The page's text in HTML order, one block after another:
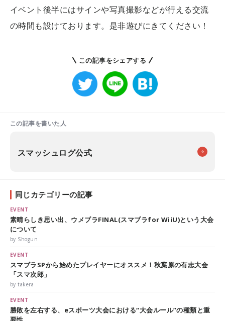
イベント後半にはサインや写真撮影などが行える交流
の時間も設けております。是非遊びにきてください！
この記事をシェアする
この記事を書いた人
スマッシュログ公式
同じカテゴリーの記事
EVENT
素晴らしき思い出、ウメブラFINAL(スマブラfor WiiU)という大会
について
by Shogun
EVENT
スマブラSPから始めたプレイヤーにオススメ！秋葉原の有志大会
「スマ次郎」
by takera
EVENT
勝敗を左右する、eスポーツ大会における“大会ルール”の種類と重